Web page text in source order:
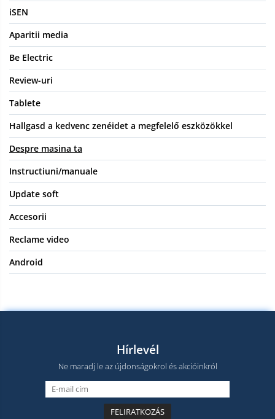
iSEN
Aparitii media
Be Electric
Review-uri
Tablete
Hallgasd a kedvenc zenéidet a megfelelő eszközökkel
Despre masina ta
Instructiuni/manuale
Update soft
Accesorii
Reclame video
Android
Hírlevél
Ne maradj le az újdonságokrol és akcióinkról